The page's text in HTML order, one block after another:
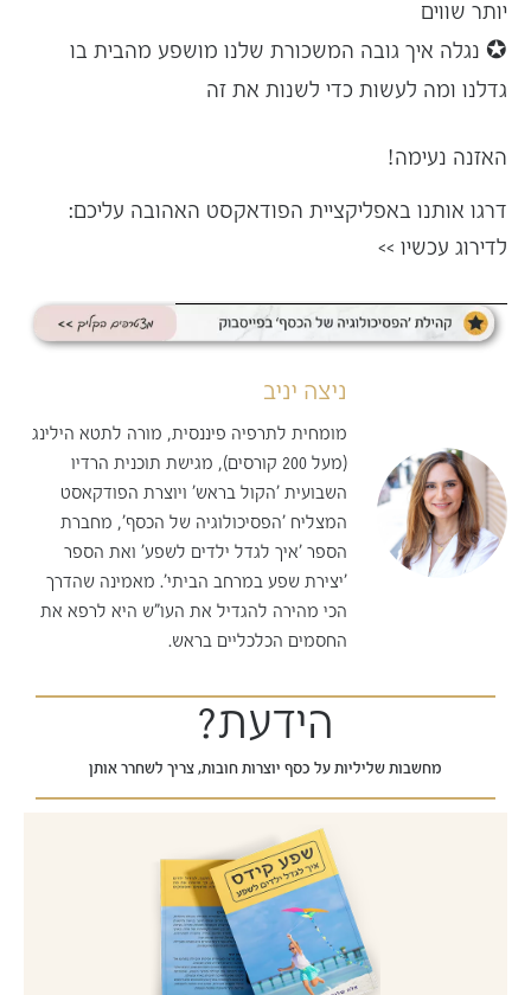
יותר שווים
✪ נגלה איך גובה המשכורת שלנו מושפע מהבית בו
גדלנו ומה לעשות כדי לשנות את זה
האזנה נעימה!
דרגו אותנו באפליקציית הפודאקסט האהובה עליכם:
לדירוג עכשיו >>
ניצה יניב
מומחית לתרפיה פיננסית, מורה לתטא הילינג
(מעל 200 קורסים), מגישת תוכנית הרדיו
השבועית 'הקול בראש' ויוצרת הפודקאסט
המצליח 'הפסיכולוגיה של הכסף', מחברת
הספר 'איך לגדל ילדים לשפע' ואת הספר
'יצירת שפע במרחב הביתי'. מאמינה שהדרך
הכי מהירה להגדיל את העו"ש היא לרפא את
החסמים הכלכליים בראש.
הידעת?
מחשבות שליליות על כסף יוצרות חובות, צריך לשחרר אותן